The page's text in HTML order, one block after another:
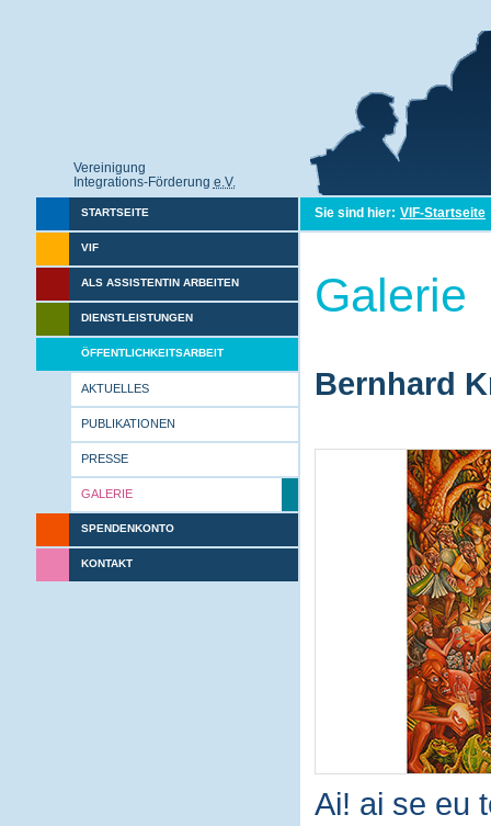
Vereinigung
Integrations-Förderung e.V.
STARTSEITE
VIF
ALS ASSISTENTIN ARBEITEN
DIENSTLEISTUNGEN
ÖFFENTLICHKEITSARBEIT
AKTUELLES
PUBLIKATIONEN
PRESSE
GALERIE
SPENDENKONTO
KONTAKT
Sie sind hier: VIF-Startseite
Galerie
Bernhard
Ai! ai se eu